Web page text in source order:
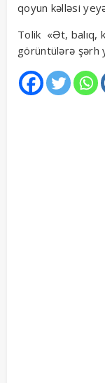
qoyun kəlləsi
Tolik «Ət, balıq,
görüntülərə şərh